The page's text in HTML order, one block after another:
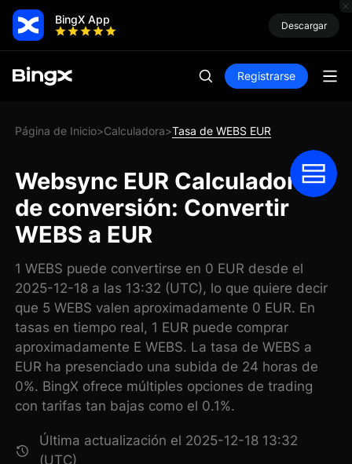
BingX App Descargar
Registrarse
Página de Inicio>Calculadora>Tasa de WEBS EUR
Websync EUR Calculadora
de conversión: Convertir
WEBS a EUR
1 WEBS puede convertirse en 0 EUR desde el
2025-12-18 a las 13:32 (UTC), lo que quiere decir
que 5 WEBS valen aproximadamente 0 EUR. En
tasas en tiempo real, 1 EUR puede comprar
aproximadamente E WEBS. La tasa de WEBS a
EUR ha presenciado una subida de 24 horas de
0%. BingX ofrece múltiples opciones de trading
con tarifas tan bajas como el 0.1%.
Última actualización el 2025-12-18 13:32
(UTC)